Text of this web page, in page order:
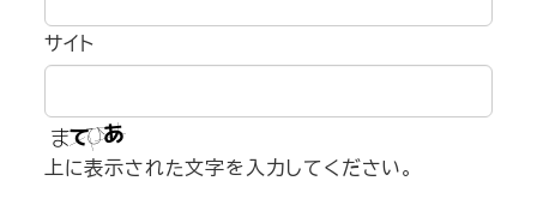
サイト
上に表示された文字を入力してください。